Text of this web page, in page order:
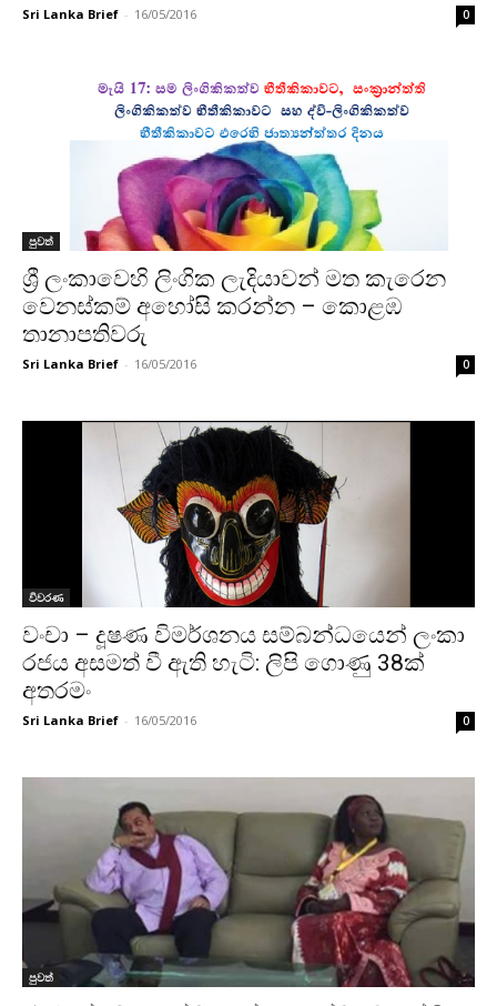
Sri Lanka Brief - 16/05/2016 0
පුවත්
ශ්‍රී ලංකාවෙහි ලිංගික ලැදියාවන් මත කැරෙන
වෙනස්කම් අහෝසි කරන්න – කොළඹ
තානාපතිවරු
Sri Lanka Brief - 16/05/2016 0
විවරණ
වංචා – දූෂණ විමර්ශනය සම්බන්ධයෙන් ලංකා
රජය අසමත් වී ඇති හැටි: ලිපි ගොණු 38ක්
අතරමං
Sri Lanka Brief - 16/05/2016 0
පුවත්